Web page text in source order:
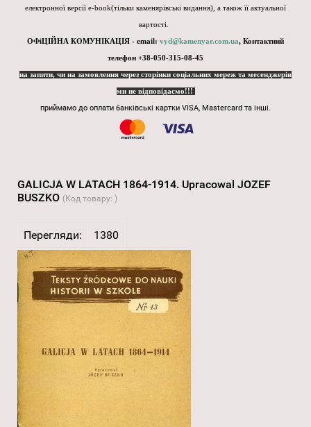
електронної версії e-book(тільки каменярівські видання), а також її актуальної
вартості.
ОФіЦІЙНА КОМУНІКАЦІЯ - email: vyd@kamenyar.com.ua, Контактний
телефон +38-050-315-08-45
на запити, чи на замовлення через сторінки соціальних мереж та месенджерів
ми не відповідаємо!!!
приймамо до оплати банківські картки VISA, Mastercard та інші.
GALICJA W LATACH 1864-1914. Upracowal JOZEF
BUSZKO (Код товару: )
Перегляди: 1380